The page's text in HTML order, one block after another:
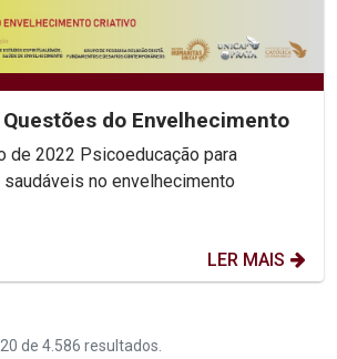
do Envelhecimento
para
no envelhecimento
LER MAIS
de 4.586 resultados.